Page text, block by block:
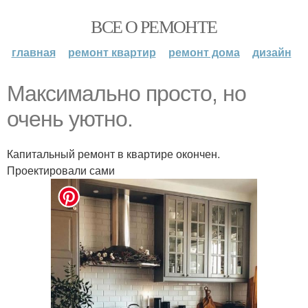
ВСЕ О РЕМОНТЕ
главная ремонт квартир ремонт дома дизайн
Максимально просто, но
очень уютно.
Капитальный ремонт в квартире окончен.
Проектировали сами